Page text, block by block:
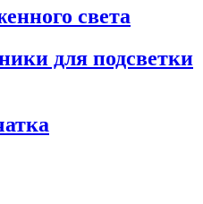
света
для подсветки